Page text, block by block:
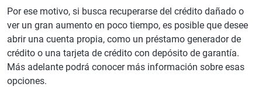
Por ese motivo, si busca recuperarse del crédito dañado o
ver un gran aumento en poco tiempo, es posible que desee
abrir una cuenta propia, como un préstamo generador de
crédito o una tarjeta de crédito con depósito de garantía.
Más adelante podrá conocer más información sobre esas
opciones.